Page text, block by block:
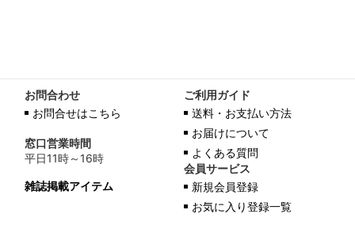
お問合わせ
お問合せはこちら
窓口営業時間
平日11時～16時
雑誌掲載アイテム
ご利用ガイド
送料・お支払い方法
お届けについて
よくある質問
会員サービス
新規会員登録
お気に入り登録一覧